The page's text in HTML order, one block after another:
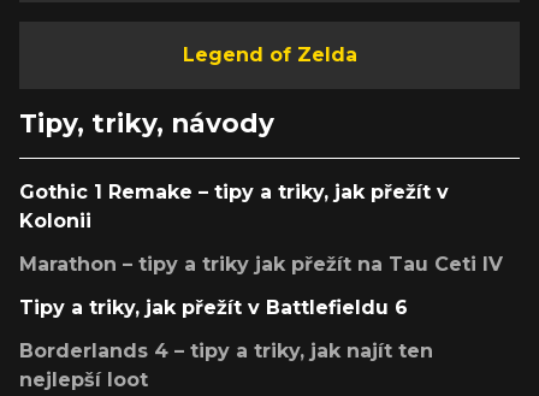
Legend of Zelda
Tipy, triky, návody
Gothic 1 Remake – tipy a triky, jak přežít v
Kolonii
Marathon – tipy a triky jak přežít na Tau Ceti IV
Tipy a triky, jak přežít v Battlefieldu 6
Borderlands 4 – tipy a triky, jak najít ten
nejlepší loot